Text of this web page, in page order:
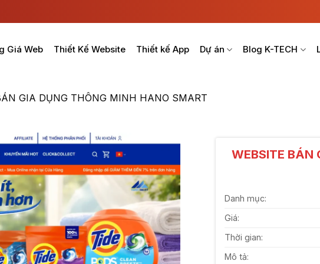
Giá Web Thiết Kế Website Thiết kế App Dự án Blog K-TECH
GIA DỤNG THÔNG MINH HANO SMART
WEBSITE BÁN
Danh mục:
Giá:
Thời gian:
Mô tả: